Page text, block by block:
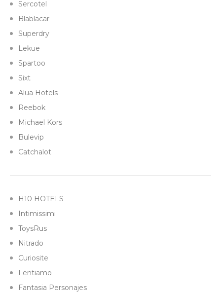
Sercotel
Blablacar
Superdry
Lekue
Spartoo
Sixt
Alua Hotels
Reebok
Michael Kors
Bulevip
Catchalot
H10 HOTELS
Intimissimi
ToysRus
Nitrado
Curiosite
Lentiamo
Fantasia Personajes